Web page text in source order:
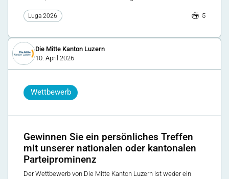
Luga 2026 5
Die Mitte Kanton Luzern
10. April 2026
Wettbewerb
Gewinnen Sie ein persönliches Treffen
mit unserer nationalen oder kantonalen
Parteiprominenz
Der Wettbewerb von Die Mitte Kanton Luzern ist weder ein